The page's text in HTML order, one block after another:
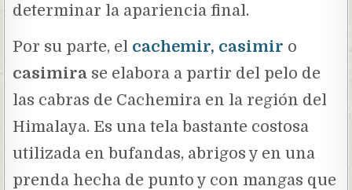
determinar la apariencia final.
Por su parte, el cachemir, casimir o
casimira se elabora a partir del pelo de
las cabras de Cachemira en la región del
Himalaya. Es una tela bastante costosa
utilizada en bufandas, abrigos y en una
prenda hecha de punto y con mangas que